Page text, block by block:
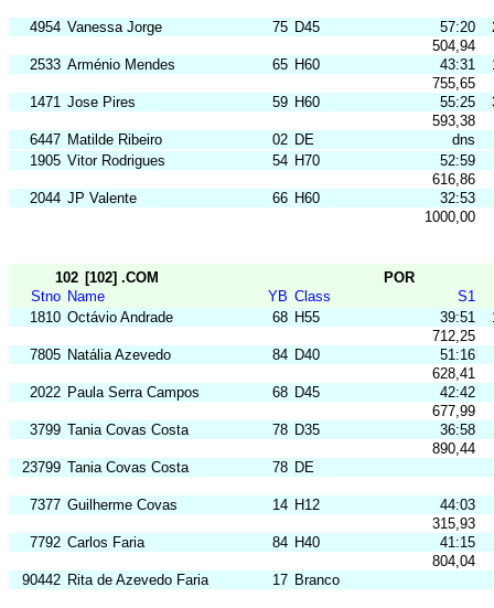
4954 Vanessa Jorge 75 D45 57:20
504,94
2533 Arménio Mendes 65 H60 43:31
755,65
1471 Jose Pires 59 H60 55:25
593,38
6447 Matilde Ribeiro 02 DE
dns
1905 Vitor Rodrigues 54 H70
52:59
616,86
2044 JP Valente 66 H60
32:53
1000,00
102 [102] .COM
POR
Stno Name YB Class
S1
1810 Octávio Andrade 68 H55 39:51
712,25
7805 Natália Azevedo 84 D40
51:16
628,41
2022 Paula Serra Campos 68 D45 42:42
677,99
3799 Tania Covas Costa 78 D35
36:58
890,44
23799 Tania Covas Costa 78 DE
7377 Guilherme Covas 14 H12
44:03
315,93
7792 Carlos Faria 84 H40
41:15
804,04
90442 Rita de Azevedo Faria 17 Branco